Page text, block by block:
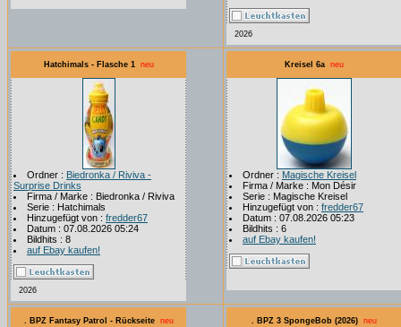
2026
Hatchimals - Flasche 1 neu
Ordner : Biedronka / Riviva -
Surprise Drinks
Firma / Marke : Biedronka / Riviva
Serie : Hatchimals
Hinzugefügt von : fredder67
Datum : 07.08.2026 05:24
Bildhits : 8
auf Ebay kaufen!
2026
Kreisel 6a neu
Ordner : Magische Kreisel
Firma / Marke : Mon Désir
Serie : Magische Kreisel
Hinzugefügt von : fredder67
Datum : 07.08.2026 05:23
Bildhits : 6
auf Ebay kaufen!
. BPZ Fantasy Patrol - Rückseite neu . BPZ 3 SpongeBob (2026) neu